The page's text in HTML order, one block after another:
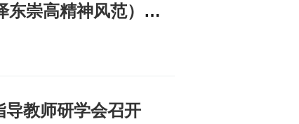
喜报！重庆市2024年“中华魂”（毛泽东崇高精神风范）主题教育读书活动表扬通报
导教师研学会召开